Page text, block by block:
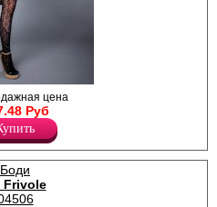
боди -
рукавов с
отделками.
цена
Руб
Боди
Frivole